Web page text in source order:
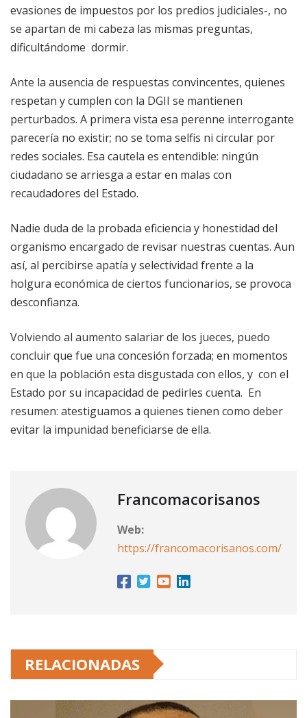
evasiones de impuestos por los predios judiciales-, no
se apartan de mi cabeza las mismas preguntas,
dificultándome dormir.
Ante la ausencia de respuestas convincentes, quienes
respetan y cumplen con la DGII se mantienen
perturbados. A primera vista esa perenne interrogante
parecería no existir; no se toma selfis ni circular por
redes sociales. Esa cautela es entendible: ningún
ciudadano se arriesga a estar en malas con
recaudadores del Estado.
Nadie duda de la probada eficiencia y honestidad del
organismo encargado de revisar nuestras cuentas. Aun
así, al percibirse apatía y selectividad frente a la
holgura económica de ciertos funcionarios, se provoca
desconfianza.
Volviendo al aumento salariar de los jueces, puedo
concluir que fue una concesión forzada; en momentos
en que la población esta disgustada con ellos, y con el
Estado por su incapacidad de pedirles cuenta. En
resumen: atestiguamos a quienes tienen como deber
evitar la impunidad beneficiarse de ella.
Francomacorisanos
Web:
https://francomacorisanos.com/
RELACIONADAS